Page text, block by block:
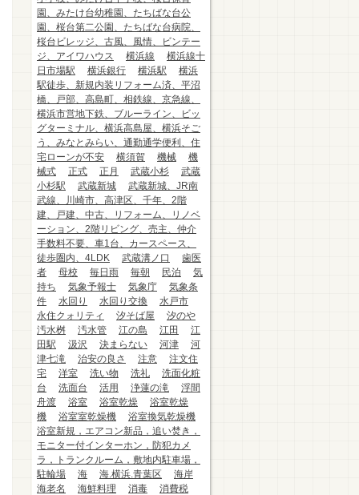
園、みたけ台幼稚園、たちばな台公
園、桜台第二公園、たちばな台病院、
桜台ビレッジ、古風、風情、ビンテー
ジ、アイワハウス
横浜線
横浜線十
日市場駅
横浜銀行 横浜駅
横浜
駅徒歩、新規内装リフォーム済、平沼
橋、戸部、高島町、相鉄線、京急線、
横浜市営地下鉄、ブルーライン、ビッ
グターミナル、横浜高島屋、横浜そご
う、みなとみらい、通勤通学便利、住
宅ローンが不安
横須賀 機械
機
械式
正式 正月 武蔵小杉
武蔵
小杉駅
武蔵新城
武蔵新城、JR南
武線、川崎市、高津区、千年、2階
建、戸建、中古、リフォーム、リノベ
ーション、2階リビング、売主、仲介
手数料不要、車1台、カースペース、
徒歩圏内、4LDK
武蔵溝ノ口
歯医
者
母校 毎日雨 毎朝 民泊
気
持ち
気象予報士 気象庁
気象条
件
水回り 水回り交換
水戸市
永住クォリティ
汐そば屋
汐のや
汚水桝
汚水管 江の島 江田
江
田駅
汲沢 決まらない 河津
河
津七滝
治安の良さ 注意
注文住
宅
洋室 洗い物 洗礼
洗面化粧
台
洗面台 活用 浄蓮の滝
浮間
舟渡
浴室 浴室乾燥
浴室乾燥
機
浴室室乾燥機
浴室換気乾燥機
浴室新規，エアコン新品，追い焚き，
モニター付インターホン，防犯カメ
ラ，トランクルーム，敷地内駐車場，
駐輪場
海 海.横浜.青葉区
海岸
海老名
海鮮料理 消毒
消費税